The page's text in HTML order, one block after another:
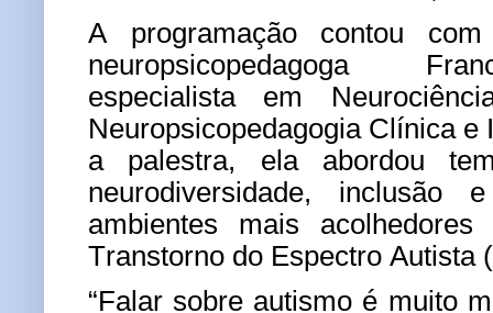
A programação contou
neuropsicopedagoga
especialista em
Neuropsicopedagogia Clínica e
a palestra, ela abordou
neurodiversidade, inclusão
ambientes mais
Transtorno do Espectro Autista
“Falar sobre autismo é muito